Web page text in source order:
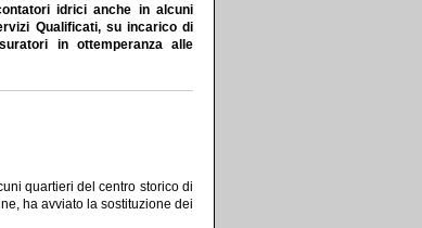
idrici anche in alcuni
Qualificati, su incarico di
in ottemperanza alle
quartieri del centro storico di
ha avviato la sostituzione dei